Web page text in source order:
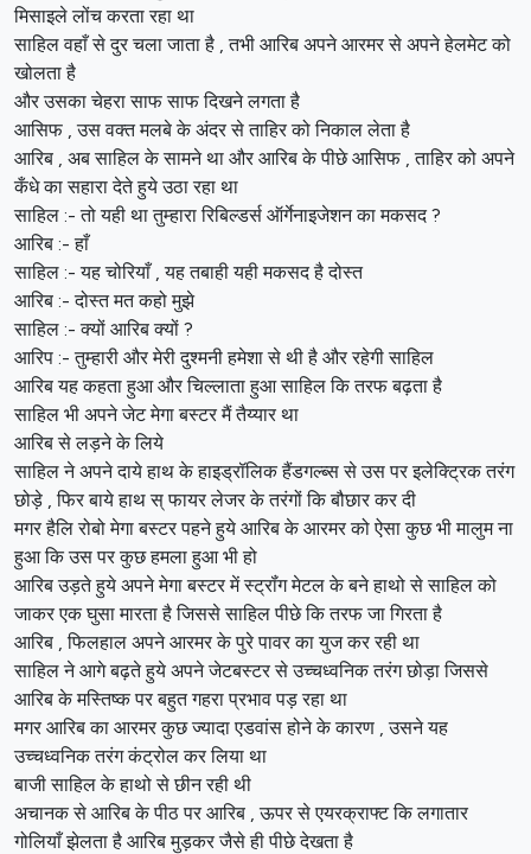
मिसाइले लोंच करता रहा था
साहिल वहाँ से दुर चला जाता है , तभी आरिब अपने आरमर से अपने हेलमेट को
खोलता है
और उसका चेहरा साफ साफ दिखने लगता है
आसिफ , उस वक्त मलबे के अंदर से ताहिर को निकाल लेता है
आरिब , अब साहिल के सामने था और आरिब के पीछे आसिफ , ताहिर को अपने
कँधे का सहारा देते हुये उठा रहा था
साहिल :- तो यही था तुम्हारा रिबिल्डर्स ऑर्गेनाइजेशन का मकसद ?
आरिब :- हाँ
साहिल :- यह चोरियाँ , यह तबाही यही मकसद है दोस्त
आरिब :- दोस्त मत कहो मुझे
साहिल :- क्यों आरिब क्यों ?
आरिप :- तुम्हारी और मेरी दुश्मनी हमेशा से थी है और रहेगी साहिल
आरिब यह कहता हुआ और चिल्लाता हुआ साहिल कि तरफ बढ़ता है
साहिल भी अपने जेट मेगा बस्टर मैं तैय्यार था
आरिब से लड़ने के लिये
साहिल ने अपने दाये हाथ के हाइड्रॉलिक हैंडगल्ब्स से उस पर इलेक्ट्रिक तरंग
छोड़े , फिर बाये हाथ स् फायर लेजर के तरंगों कि बौछार कर दी
मगर हैलि रोबो मेगा बस्टर पहने हुये आरिब के आरमर को ऐसा कुछ भी मालुम ना
हुआ कि उस पर कुछ हमला हुआ भी हो
आरिब उड़ते हुये अपने मेगा बस्टर में स्ट्रॉंग मेटल के बने हाथो से साहिल को
जाकर एक घुसा मारता है जिससे साहिल पीछे कि तरफ जा गिरता है
आरिब , फिलहाल अपने आरमर के पुरे पावर का युज कर रही था
साहिल ने आगे बढ़ते हुये अपने जेटबस्टर से उच्चध्वनिक तरंग छोड़ा जिससे
आरिब के मस्तिष्क पर बहुत गहरा प्रभाव पड़ रहा था
मगर आरिब का आरमर कुछ ज्यादा एडवांस होने के कारण , उसने यह
उच्चध्वनिक तरंग कंट्रोल कर लिया था
बाजी साहिल के हाथो से छीन रही थी
अचानक से आरिब के पीठ पर आरिब , ऊपर से एयरक्राफ्ट कि लगातार
गोलियाँ झेलता है आरिब मुड़कर जैसे ही पीछे देखता है